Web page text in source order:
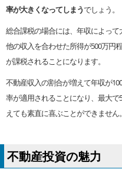
率が大きくなってしまうでしょう。
総合課税の場合には、年収によっ
他の収入を合わせた所得が500万円
が課税されることになります。
不動産収入の割合が増えて年収が
率が適用されることになり、最大
えても素直に喜ぶことができません。
不動産投資の魅力